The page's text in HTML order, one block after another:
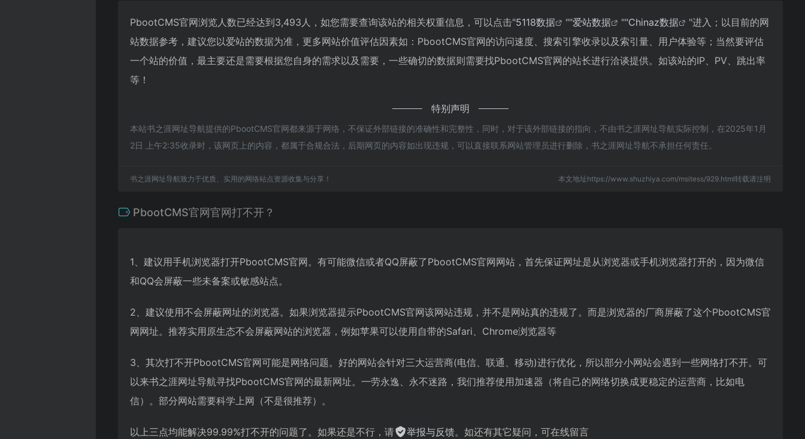
PbootCMS官网浏览人数已经达到3,493人，如您需要查询该站的相关权重信息，可以点击"5118数据 ""爱站数据 ""Chinaz数据
"进入；以目前的网
站数据参考，建议您以爱站的数据为准，更多网站价值评估因素如：PbootCMS官网的访问速度、搜索引擎收录以及索引量、用户体验等；当然要评估
一个站的价值，最主要还是需要根据您自身的需求以及需要，一些确切的数据则需要找PbootCMS官网的站长进行洽谈提供。如该站的IP、PV、跳出率
等！
特别声明
本站书之涯网址导航提供的PbootCMS官网都来源于网络，不保证外部链接的准确性和完整性，同时，对于该外部链接的指向，不由书之涯网址导航实际控制，在2025年1月
2日 上午2:35收录时，该网页上的内容，都属于合规合法，后期网页的内容如出现违规，可以直接联系网站管理员进行删除，书之涯网址导航不承担任何责任。
书之涯网址导航致力于优质、实用的网络站点资源收集与分享！ 本文地址https://www.shuzhiya.com/msitess/929.html转载请注明
PbootCMS官网官网打不开？
1、建议用手机浏览器打开PbootCMS官网。有可能微信或者QQ屏蔽了PbootCMS官网网站，首先保证网址是从浏览器或手机浏览器打开的，因为微信
和QQ会屏蔽一些未备案或敏感站点。
2、建议使用不会屏蔽网址的浏览器。如果浏览器提示PbootCMS官网该网站违规，并不是网站真的违规了。而是浏览器的厂商屏蔽了这个PbootCMS官
网网址。推荐实用原生态不会屏蔽网站的浏览器，例如苹果可以使用自带的Safari、Chrome浏览器等
3、其次打不开PbootCMS官网可能是网络问题。好的网站会针对三大运营商(电信、联通、移动)进行优化，所以部分小网站会遇到一些网络打不开。可
以来书之涯网址导航寻找PbootCMS官网的最新网址。一劳永逸、永不迷路，我们推荐使用加速器（将自己的网络切换成更稳定的运营商，比如电
信）。部分网站需要科学上网（不是很推荐）。
以上三点均能解决99.99%打不开的问题了。如果还是不行，请 举报与反馈。如还有其它疑问，可在线留言